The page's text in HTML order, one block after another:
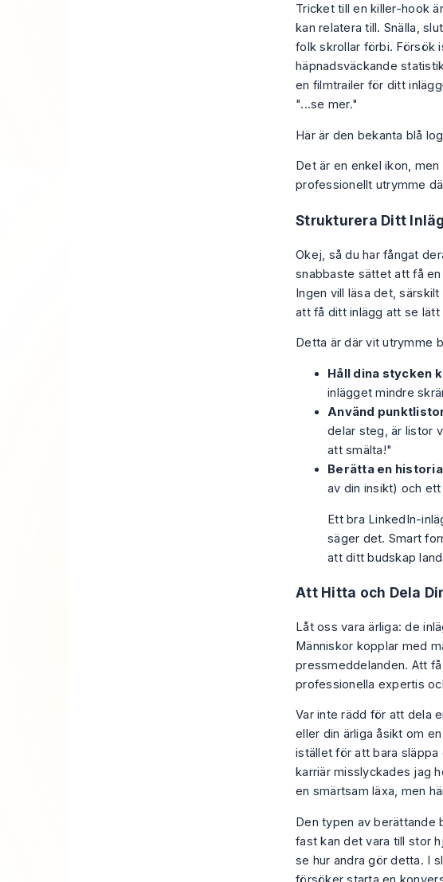
Tricket till en killer-hook
kan relatera till. Snälla,
folk skrollar förbi. Försök
häpnadsväckande
en filmtrailer för ditt
"...se mer."
Här är den bekanta blå
Det är en enkel ikon,
professionellt utrymme
Strukturera Ditt
Okej, så du har fångat
snabbaste sättet att få
Ingen vill läsa det,
att få ditt inlägg att se lätt
Detta är där vit utrymme
Håll dina stycken
inlägget mindre
Använd
delar steg, är listor
att smälta!"
Berätta en
av din insikt) och
Ett bra LinkedIn-
säger det. Smart
att ditt budskap
Att Hitta och Dela
Låt oss vara ärliga: de
Människor kopplar med
pressmeddelanden. Att
professionella expertis
Var inte rädd för att dela
eller din ärliga åsikt om
istället för att bara
karriär misslyckades jag
en smärtsam läxa, men
Den typen av berättande
fast kan det vara till stor
se hur andra gör detta. I